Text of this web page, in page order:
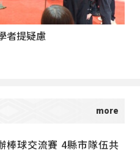
者提疑慮
棒球交流賽 4縣市隊伍共